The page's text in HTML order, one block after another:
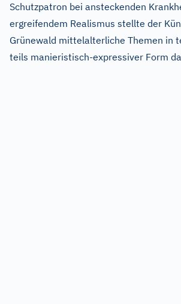
Schutzpatron bei ansteckenden
ergreifendem Realismus stellte der
Grünewald mittelalterliche Themen in
teils manieristisch-expressiver Form